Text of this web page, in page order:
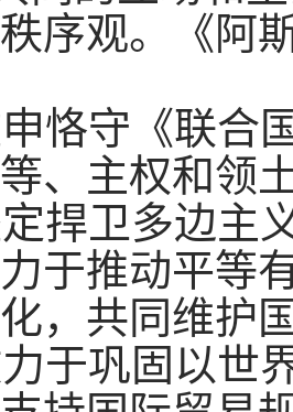
序观。《阿
恪守《联合
、主权和领
捍卫多边主
于推动平等
，共同维护
于巩固以世